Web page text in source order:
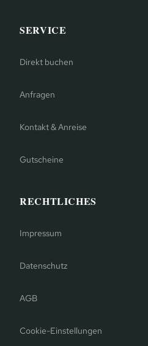
SERVICE
Direkt buchen
Anfragen
Kontakt & Anreise
Gutscheine
RECHTLICHES
Impressum
Datenschutz
AGB
Cookie-Einstellungen